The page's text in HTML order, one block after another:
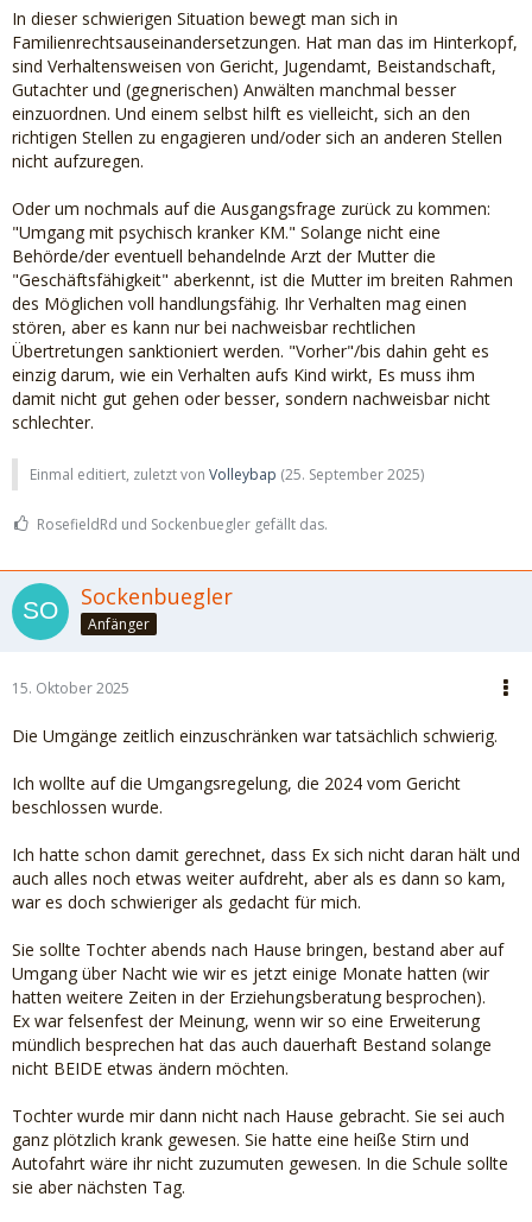
In dieser schwierigen Situation bewegt man sich in
Familienrechtsauseinandersetzungen. Hat man das im Hinterkopf,
sind Verhaltensweisen von Gericht, Jugendamt, Beistandschaft,
Gutachter und (gegnerischen) Anwälten manchmal besser
einzuordnen. Und einem selbst hilft es vielleicht, sich an den
richtigen Stellen zu engagieren und/oder sich an anderen Stellen
nicht aufzuregen.
Oder um nochmals auf die Ausgangsfrage zurück zu kommen:
"Umgang mit psychisch kranker KM." Solange nicht eine
Behörde/der eventuell behandelnde Arzt der Mutter die
"Geschäftsfähigkeit" aberkennt, ist die Mutter im breiten Rahmen
des Möglichen voll handlungsfähig. Ihr Verhalten mag einen
stören, aber es kann nur bei nachweisbar rechtlichen
Übertretungen sanktioniert werden. "Vorher"/bis dahin geht es
einzig darum, wie ein Verhalten aufs Kind wirkt, Es muss ihm
damit nicht gut gehen oder besser, sondern nachweisbar nicht
schlechter.
Einmal editiert, zuletzt von Volleybap (25. September 2025)
RosefieldRd und Sockenbuegler gefällt das.
Sockenbuegler
Anfänger
15. Oktober 2025
Die Umgänge zeitlich einzuschränken war tatsächlich schwierig.
Ich wollte auf die Umgangsregelung, die 2024 vom Gericht
beschlossen wurde.
Ich hatte schon damit gerechnet, dass Ex sich nicht daran hält und
auch alles noch etwas weiter aufdreht, aber als es dann so kam,
war es doch schwieriger als gedacht für mich.
Sie sollte Tochter abends nach Hause bringen, bestand aber auf
Umgang über Nacht wie wir es jetzt einige Monate hatten (wir
hatten weitere Zeiten in der Erziehungsberatung besprochen).
Ex war felsenfest der Meinung, wenn wir so eine Erweiterung
mündlich besprechen hat das auch dauerhaft Bestand solange
nicht BEIDE etwas ändern möchten.
Tochter wurde mir dann nicht nach Hause gebracht. Sie sei auch
ganz plötzlich krank gewesen. Sie hatte eine heiße Stirn und
Autofahrt wäre ihr nicht zuzumuten gewesen. In die Schule sollte
sie aber nächsten Tag.